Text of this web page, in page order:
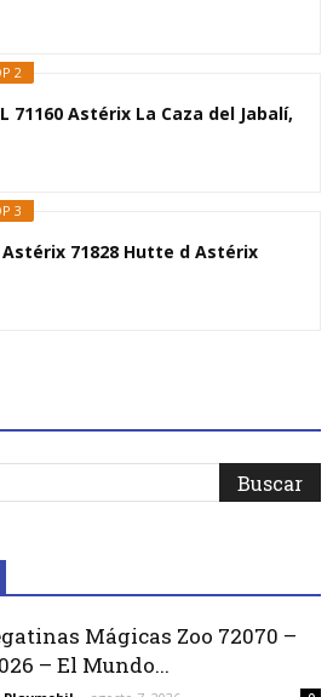
2
71160 Astérix La Caza del Jabalí,
3
71828 Hutte d Astérix
Mágicas Zoo 72070 –
– El Mundo...